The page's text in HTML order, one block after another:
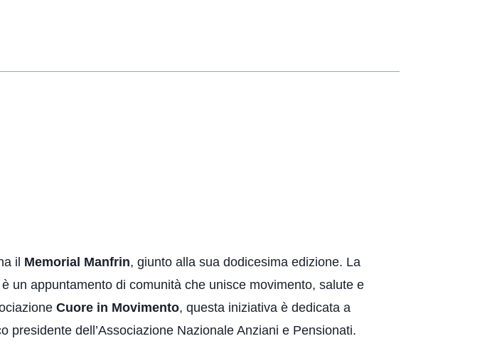
il Memorial Manfrin, giunto alla sua dodicesima edizione. La
un appuntamento di comunità che unisce movimento, salute e
Cuore in Movimento, questa iniziativa è dedicata a
presidente dell’Associazione Nazionale Anziani e Pensionati.